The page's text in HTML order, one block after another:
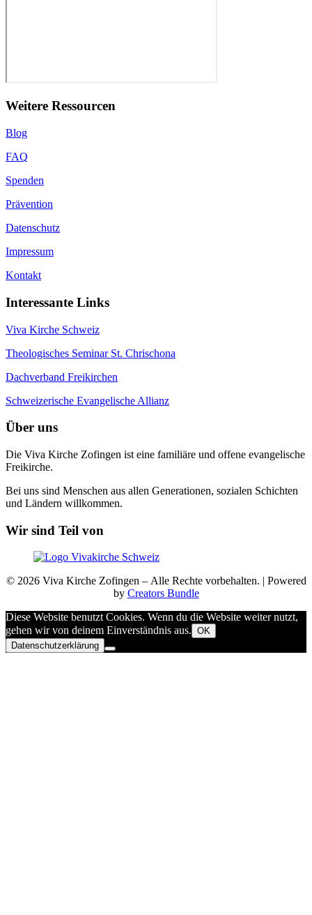
Weitere Ressourcen
Blog
FAQ
Spenden
Prävention
Datenschutz
Impressum
Kontakt
Interessante Links
Viva Kirche Schweiz
Theologisches Seminar St. Chrischona
Dachverband Freikirchen
Schweizerische Evangelische Allianz
Über uns
Die Viva Kirche Zofingen ist eine familiäre und offene evangelische
Freikirche.
Bei uns sind Menschen aus allen Generationen, sozialen Schichten
und Ländern willkommen.
Wir sind Teil von
© 2026 Viva Kirche Zofingen – Alle Rechte vorbehalten. | Powered
by Creators Bundle
Diese Website benutzt Cookies. Wenn du die Website weiter nutzt,
gehen wir von deinem Einverständnis aus. OK
Datenschutzerklärung